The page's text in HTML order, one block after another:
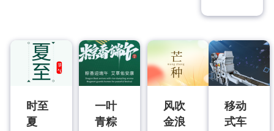
时至
夏
一叶
青粽
风吹
金浪
移动
式车